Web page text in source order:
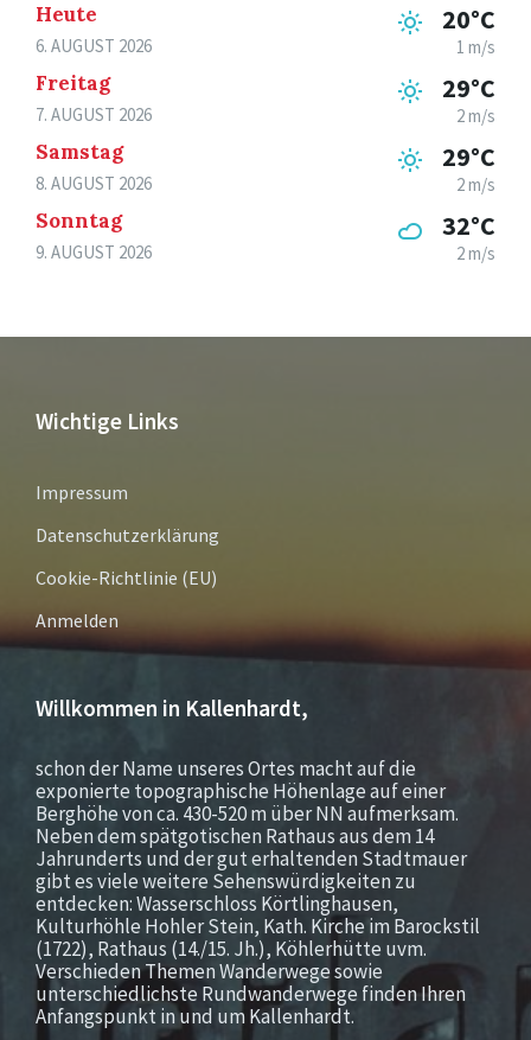
Heute
6. AUGUST 2026
20°C
1 m/s
Freitag
7. AUGUST 2026
29°C
2 m/s
Samstag
8. AUGUST 2026
29°C
2 m/s
Sonntag
9. AUGUST 2026
32°C
2 m/s
Wichtige Links
Impressum
Datenschutzerklärung
Cookie-Richtlinie (EU)
Anmelden
Willkommen in Kallenhardt,
schon der Name unseres Ortes macht auf die
exponierte topographische Höhenlage auf einer
Berghöhe von ca. 430-520 m über NN aufmerksam.
Neben dem spätgotischen Rathaus aus dem 14
Jahrunderts und der gut erhaltenden Stadtmauer
gibt es viele weitere Sehenswürdigkeiten zu
entdecken: Wasserschloss Körtlinghausen,
Kulturhöhle Hohler Stein, Kath. Kirche im Barockstil
(1722), Rathaus (14./15. Jh.), Köhlerhütte uvm.
Verschieden Themen Wanderwege sowie
unterschiedlichste Rundwanderwege finden Ihren
Anfangspunkt in und um Kallenhardt.